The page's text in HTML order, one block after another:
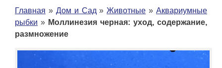
Главная » Дом и Сад »Животные » Аквариумные
рыбки » Моллинезия черная: уход, содержание,
размножение